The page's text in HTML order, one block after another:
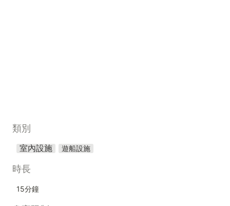
類別
室內設施 遊船設施
時長
15分鐘